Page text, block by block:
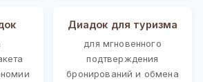
Диадок для туризма
для мгновенного
подтверждения
бронирований и обмена